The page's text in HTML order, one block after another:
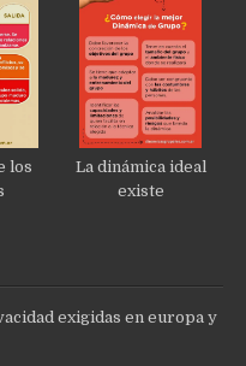
los
La dinámica ideal
existe
exigidas en europa y